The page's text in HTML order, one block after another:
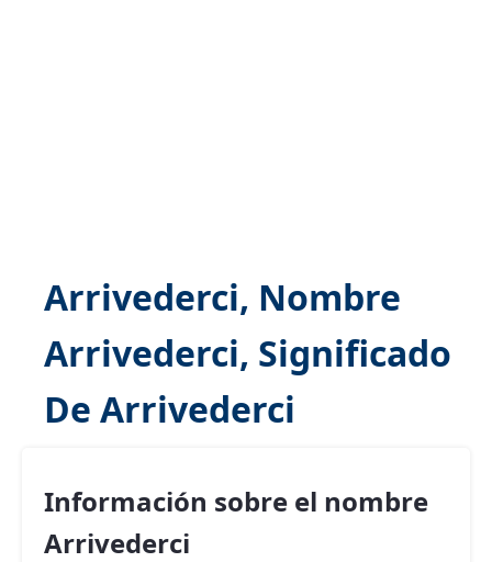
Arrivederci, Nombre
Arrivederci, Significado
De Arrivederci
Información sobre el nombre
Arrivederci